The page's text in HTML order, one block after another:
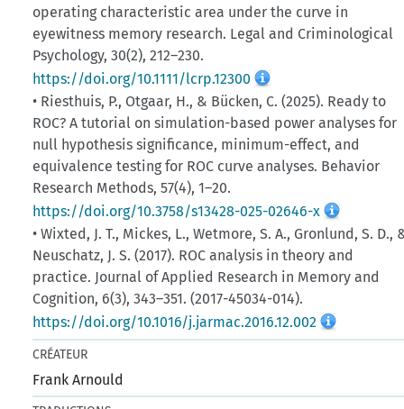
operating characteristic area under the curve in
eyewitness memory research. Legal and Criminological
Psychology, 30(2), 212–230.
https://doi.org/10.1111/lcrp.12300
• Riesthuis, P., Otgaar, H., & Bücken, C. (2025). Ready to
ROC? A tutorial on simulation-based power analyses for
null hypothesis significance, minimum-effect, and
equivalence testing for ROC curve analyses. Behavior
Research Methods, 57(4), 1–20.
https://doi.org/10.3758/s13428-025-02646-x
• Wixted, J. T., Mickes, L., Wetmore, S. A., Gronlund, S. D.,
Neuschatz, J. S. (2017). ROC analysis in theory and
practice. Journal of Applied Research in Memory and
Cognition, 6(3), 343–351. (2017-45034-014).
https://doi.org/10.1016/j.jarmac.2016.12.002
CRÉATEUR
Frank Arnould